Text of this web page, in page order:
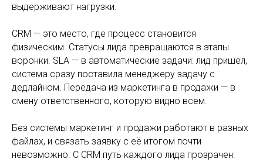
выдерживают нагрузки.
CRM — это место, где процесс становится
физическим. Статусы лида превращаются в этапы
воронки. SLA — в автоматические задачи: лид пришёл,
система сразу поставила менеджеру задачу с
дедлайном. Передача из маркетинга в продажи — в
смену ответственного, которую видно всем.
Без системы маркетинг и продажи работают в разных
файлах, и связать заявку с её итогом почти
невозможно. С CRM путь каждого лида прозрачен: